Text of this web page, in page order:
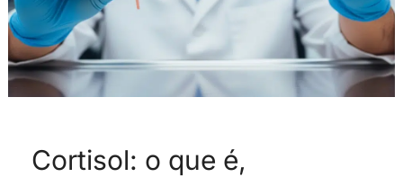
Cortisol: o que é,
regular